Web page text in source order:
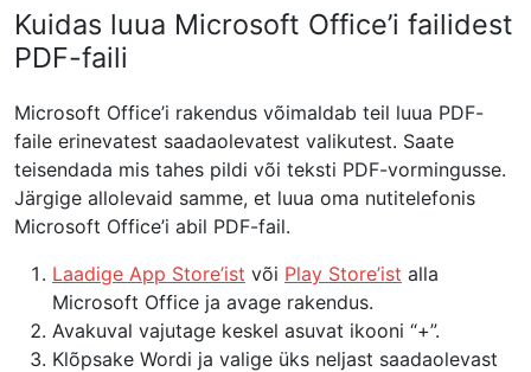
Kuidas luua Microsoft Office’i failidest
PDF-faili
Microsoft Office’i rakendus võimaldab teil luua PDF-
faile erinevatest saadaolevatest valikutest. Saate
teisendada mis tahes pildi või teksti PDF-vormingusse.
Järgige allolevaid samme, et luua oma nutitelefonis
Microsoft Office’i abil PDF-fail.
Laadige App Store’ist või Play Store’ist alla
Microsoft Office ja avage rakendus.
Avakuval vajutage keskel asuvat ikooni “+”.
Klõpsake Wordi ja valige üks neljast saadaolevast